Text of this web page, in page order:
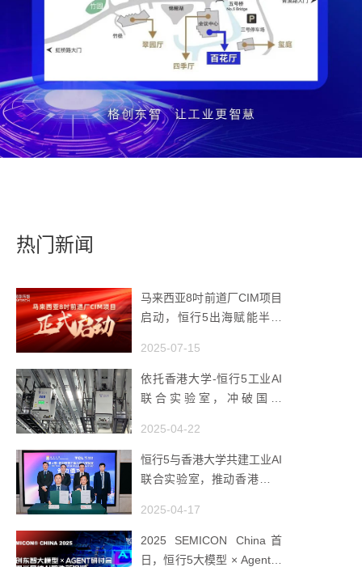
热门新闻
马来西亚8吋前道厂CIM项目
启动，恒行5出海赋能半导
2025-07-15
依托香港大学-恒行5工业AI
联合实验室，冲破国产
2025-04-22
恒行5与香港大学共建工业AI
联合实验室，推动香港成为
2025-04-17
2025 SEMICON China首
日，恒行5大模型 × Agent研